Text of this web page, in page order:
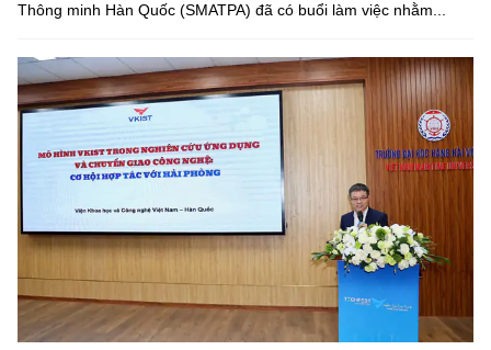
Thông minh Hàn Quốc (SMATPA) đã có buổi làm việc nhằm...